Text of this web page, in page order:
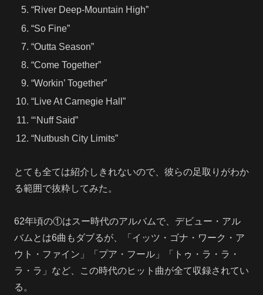
“River Deep-Mountain High”
“So Fine”
“Outta Season”
“Come Together”
“Workin’ Together”
“Live At Carnegie Hall”
“‘Nuff Said”
“Nutbush City Limits”
とても全ては紹介しきれないので、彼らの足取りがわか
る範囲で抜粋してみた。
62年頃の①はスー時代のアルバムで、デビュー・アル
バムとは6曲もダブるが、「イッツ・ゴナ・ワーク・ア
ウト・ファイン」「プア・フール」「トゥ・ラ・ラ・
ラ・ラ」など、この時代のヒット曲が全て収録されてい
る。